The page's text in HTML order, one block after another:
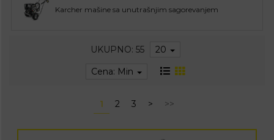
Karcher mašine sa unutrašnjim sagorevanjem
UKUPNO: 55
20
Cena: Min
1 2 3 > >>